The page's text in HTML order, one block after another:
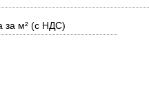
за м² (с НДС)